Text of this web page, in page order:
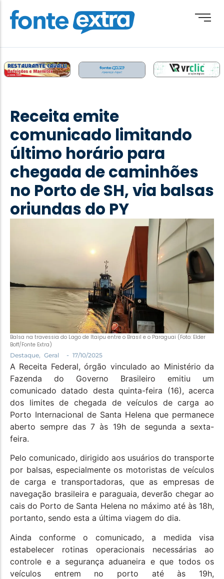
Destaque
Esporte
Geral
Obituário
Paraguai
Paraná
Receita emite
comunicado limitando
último horário para
chegada de caminhões
no Porto de SH, via balsas
oriundas do PY
Balsa na travessia do Lago de Itaipu entre o Brasil e o Paraguai (Foto: Elder
Boff/Fonte Extra)
Destaque, Geral - 17/10/2025
A Receita Federal, órgão vinculado ao Ministério da
Fazenda do Governo Brasileiro emitiu um
comunicado datado desta quinta-feira (16), acerca
dos limites de chegada de veículos de carga ao
Porto Internacional de Santa Helena que permanece
aberto sempre das 7 às 19h de segunda a sexta-
feira.
Pelo comunicado, dirigido aos usuários do transporte
por balsas, especialmente os motoristas de veículos
de carga e transportadoras, que as empresas de
navegação brasileira e paraguaia, deverão chegar ao
cais do Porto de Santa Helena no máximo até às 18h,
portanto, sendo esta a última viagem do dia.
Ainda conforme o comunicado, a medida visa
estabelecer rotinas operacionais necessárias ao
controle e a segurança aduaneira e que todos os
veículos entrem no porto até às 19h,